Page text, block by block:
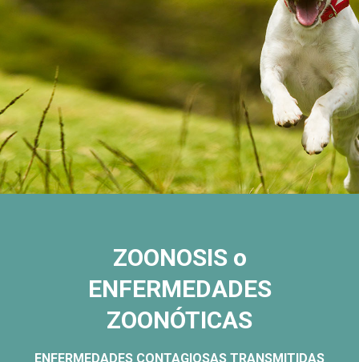
ZOONOSIS o
ENFERMEDADES
ZOONÓTICAS
ENFERMEDADES CONTAGIOSAS TRANSMITIDAS